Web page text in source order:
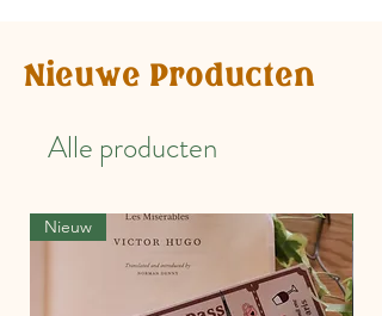
Nieuwe Producten
Alle producten
Nieuw